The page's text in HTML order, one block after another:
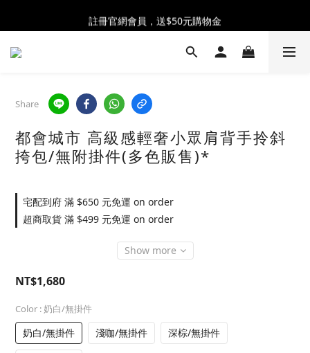
全館消費滿$2300 贈 ♡ 奶油泡芙化妝包 ♡
註冊官網會員，送$50元購物金
全館消費滿$2300 贈 ♡ 奶油泡芙化妝包 ♡
Share
都會城市 高級感輕奢小眾肩背手拎斜
挎包/無附掛件(多色販售)*
宅配到府 滿 $650 元免運 on order
超商取貨 滿 $499 元免運 on order
Show more
NT$1,680
Color : 奶白/無掛件
奶白/無掛件 淺咖/無掛件 深棕/無掛件